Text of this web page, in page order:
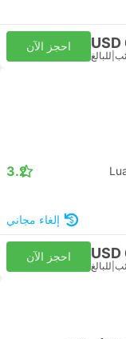
USD
للبالغ
احجز الآن
3.2
إلغاء مجاني
USD
للبالغ
احجز الآن